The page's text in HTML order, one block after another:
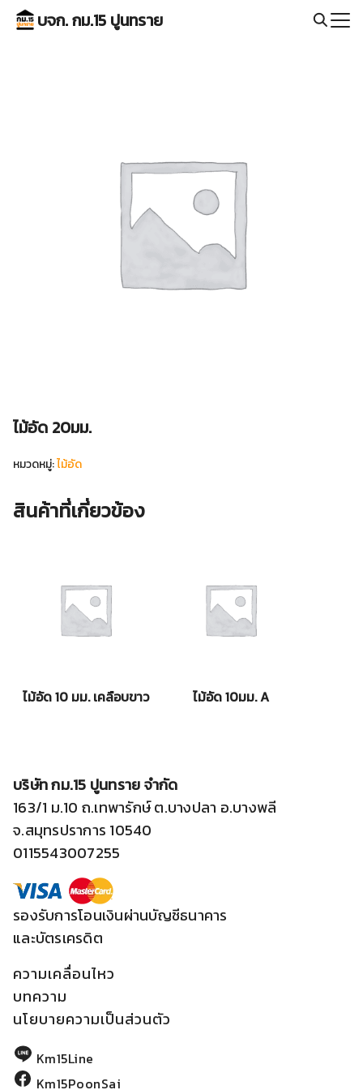
Skip
บจก. กม.15 ปูนทราย
ไม้อัด 20มม.
หมวดหมู่:ไม้อัด
สินค้าที่เกี่ยวข้อง
ไม้อัด 10 มม. เคลือบขาว ไม้อัด 10มม. A
บริษัท กม.15 ปูนทราย จำกัด
163/1 ม.10 ถ.เทพารักษ์ ต.บางปลา อ.บางพลี
จ.สมุทรปราการ 10540
0115543007255
รองรับการโอนเงินผ่านบัญชีธนาคาร
และบัตรเครดิต
ความเคลื่อนไหว
บทความ
นโยบายความเป็นส่วนตัว
Km15Line
Km15PoonSai